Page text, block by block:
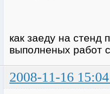
как заеду на стенд
выполненых работ
2008-11-16